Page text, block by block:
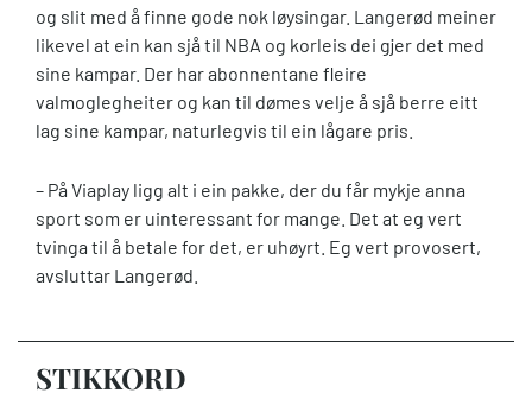
og slit med å finne gode nok løysingar. Langerød meiner
likevel at ein kan sjå til NBA og korleis dei gjer det med
sine kampar. Der har abonnentane fleire
valmoglegheiter og kan til dømes velje å sjå berre eitt
lag sine kampar, naturlegvis til ein lågare pris.
– På Viaplay ligg alt i ein pakke, der du får mykje anna
sport som er uinteressant for mange. Det at eg vert
tvinga til å betale for det, er uhøyrt. Eg vert provosert,
avsluttar Langerød.
STIKKORD